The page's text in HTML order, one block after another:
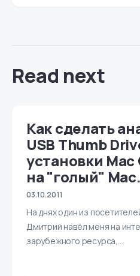
Read next
Как сделать
USB Thumb
установки Mac
на "голый" Mac.
03.10.2011
На днях один из
Дмитрий навёл меня на
зарубежного ресурса,…